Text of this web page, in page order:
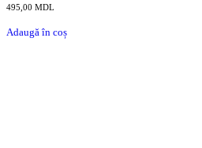
495,00 MDL
Adaugă în coș